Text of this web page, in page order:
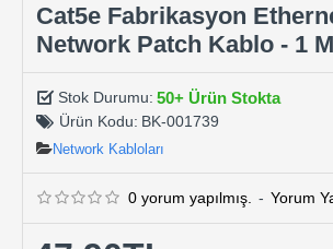
Cat5e Fabrikasyon
Network Patch Kablo - 1
Stok Durumu: 50+ Ürün Stokta
Ürün Kodu: BK-001739
Network Kabloları
0 yorum yapılmış. - Yorum